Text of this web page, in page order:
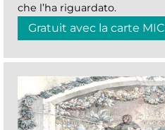
che l’ha riguardato.
Gratuit avec la carte MIC